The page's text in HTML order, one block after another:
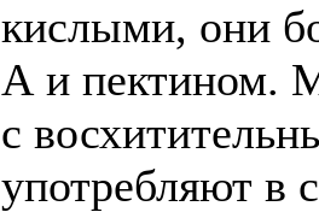
кислыми, они
А и пектином.
с
употребляют в